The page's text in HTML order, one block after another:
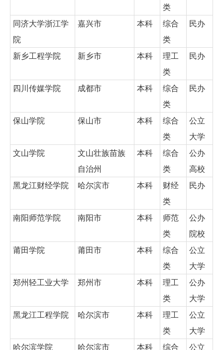
类
同济大学浙江学
院
嘉兴市 本科
综合
类
民办
新乡工程学院 新乡市 本科
理工
类
民办
四川传媒学院 成都市 本科
综合
类
民办
保山学院 保山市 本科
综合
类
公立
大学
文山学院
文山壮族苗族
自治州
本科
综合
类
公办
高校
黑龙江财经学院
哈尔滨市 本科
财经
类
民办
南阳师范学院 南阳市 本科
师范
类
公办
院校
莆田学院
莆田市 本科
综合
类
公立
大学
郑州轻工业大学
郑州市 本科
理工
类
公办
大学
黑龙江工程学院
哈尔滨市 本科
理工
类
公立
大学
哈尔滨学院
哈尔滨市 本科 综合 公立